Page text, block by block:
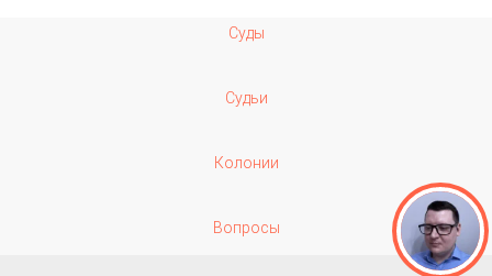
Суды
Судьи
Колонии
Вопросы